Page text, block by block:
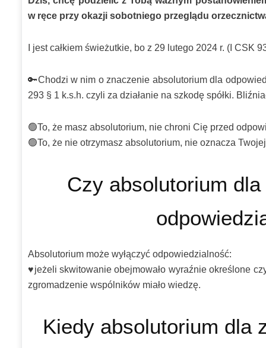
w ręce przy okazji sobotniego przeglądu
I jest całkiem świeżutkie, bo z 29 lutego 2024 r. (I CSK
🔑Chodzi w nim o znaczenie absolutorium dla
293 § 1 k.s.h. czyli za działanie na szkodę spółki.
🟢To, że masz absolutorium, nie chroni Cię przed
🟢To, że nie otrzymasz absolutorium, nie oznacza
Czy absolutorium dla
Absolutorium może wyłączyć odpowiedzialność:
♥️jeżeli skwitowanie obejmowało wyraźnie określone
zgromadzenie wspólników miało wiedzę.
Kiedy absolutorium dla